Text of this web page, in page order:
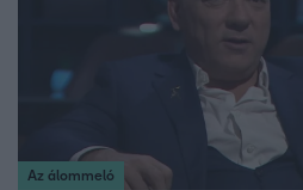
Az álommeló